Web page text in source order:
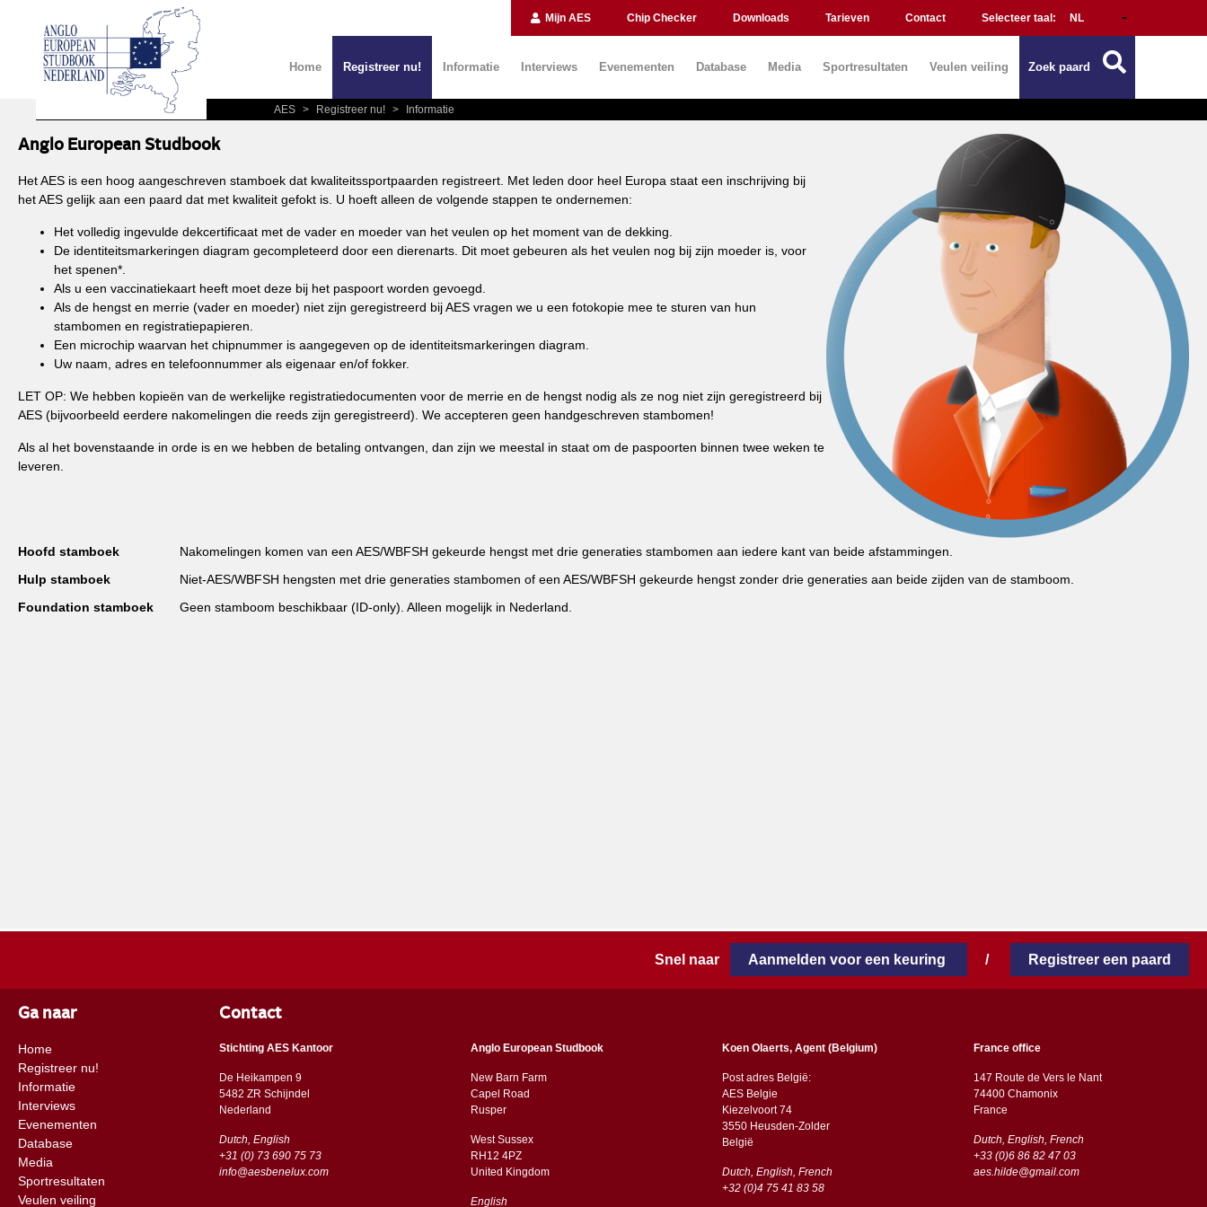
Mijn AES Chip Checker Downloads Tarieven Contact Selecteer taal:
Home Registreer nu! Informatie Interviews Evenementen Database Media Sportresultaten Veulen veiling Zoek paard
AES > Registreer nu! > Informatie
Anglo European Studbook
Het AES is een hoog aangeschreven stamboek dat kwaliteitssportpaarden registreert. Met leden door heel Europa staat een inschrijving bij
het AES gelijk aan een paard dat met kwaliteit gefokt is. U hoeft alleen de volgende stappen te ondernemen:
Het volledig ingevulde dekcertificaat met de vader en moeder van het veulen op het moment van de dekking.
De identiteitsmarkeringen diagram gecompleteerd door een dierenarts. Dit moet gebeuren als het veulen nog bij zijn moeder is, voor
het spenen*.
Als u een vaccinatiekaart heeft moet deze bij het paspoort worden gevoegd.
Als de hengst en merrie (vader en moeder) niet zijn geregistreerd bij AES vragen we u een fotokopie mee te sturen van hun
stambomen en registratiepapieren.
Een microchip waarvan het chipnummer is aangegeven op de identiteitsmarkeringen diagram.
Uw naam, adres en telefoonnummer als eigenaar en/of fokker.
LET OP: We hebben kopieën van de werkelijke registratiedocumenten voor de merrie en de hengst nodig als ze nog niet zijn geregistreerd bij
AES (bijvoorbeeld eerdere nakomelingen die reeds zijn geregistreerd). We accepteren geen handgeschreven stambomen!
Als al het bovenstaande in orde is en we hebben de betaling ontvangen, dan zijn we meestal in staat om de paspoorten binnen twee weken te
leveren.
Hoofd stamboek
Nakomelingen komen van een AES/WBFSH gekeurde hengst met drie generaties stambomen aan iedere kant van beide afstammingen.
Hulp stamboek
Niet-AES/WBFSH hengsten met drie generaties stambomen of een AES/WBFSH gekeurde hengst zonder drie generaties aan beide zijden van de stamboom.
Foundation stamboek
Geen stamboom beschikbaar (ID-only). Alleen mogelijk in Nederland.
Snel naar Aanmelden voor een keuring / Registreer een paard
Ga naar
Home
Registreer nu!
Informatie
Interviews
Evenementen
Database
Media
Sportresultaten
Veulen veiling
Contact
Stichting AES Kantoor
De Heikampen 9
5482 ZR Schijndel
​​Nederland
Dutch, English
+31 (0) 73 690 75 73
info@aesbenelux.com
Anglo European Studbook
New Barn Farm
Capel Road
​​Rusper
West Sussex
RH12 4PZ
​​United Kingdom
English
Koen Olaerts, Agent (Belgium)
Post adres België:
AES Belgie
Kiezelvoort 74
3550 Heusden-Zolder
België
Dutch, English, French
+32 (0)4 75 41 83 58
France office
147 Route de Vers le Nant
74400 Chamonix
France
Dutch, English, French
+33 (0)6 86 82 47 03
aes.hilde@gmail.com